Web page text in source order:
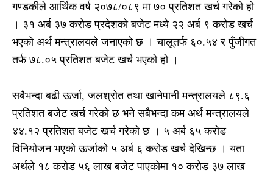
गण्डकीले आर्थिक वर्ष २०७८/०८९ मा ७० प्रतिशत खर्च गरेको हो
। ३१ अर्ब ३७ करोड प्रदेशको बजेट मध्ये २२ अर्ब ९ करोड खर्च
भएको अर्थ मन्त्रालयले जनाएको छ । चालूतर्फ ६०.५४ र पुँजीगत
तर्फ ७८.०५ प्रतिशत बजेट खर्च भएको हो ।
सबैभन्दा बढी ऊर्जा, जलश्रोत तथा खानेपानी मन्त्रालयले ८९.६
प्रतिशत बजेट खर्च गरेको छ भने सबैभन्दा कम अर्थ मन्त्रालयले
४४.१२ प्रतिशत बजेट खर्च गरेको छ । ५ अर्ब ६५ करोड
विनियोजन भएको ऊर्जाको ५ अर्ब ६ करोड खर्च देखिन्छ । यता
अर्थले १८ करोड ५६ लाख बजेट पाएकोमा १० करोड ३७ लाख